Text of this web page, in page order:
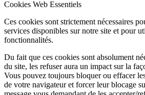
Cookies Web Essentiels
Ces cookies sont strictement nécessaires
services disponibles sur notre site et pour
fonctionnalités.
Du fait que ces cookies sont absolument
du site, les refuser aura un impact sur la
Vous pouvez toujours bloquer ou effacer
de votre navigateur et forcer leur blocage